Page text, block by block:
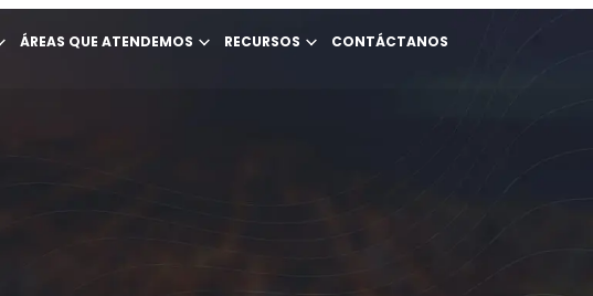
ÁREAS QUE ATENDEMOS RECURSOS CONTÁCTANOS